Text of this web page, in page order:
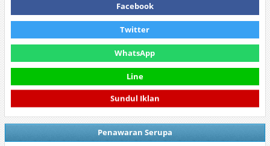
Facebook
Twitter
WhatsApp
Line
Sundul Iklan
Penawaran Serupa